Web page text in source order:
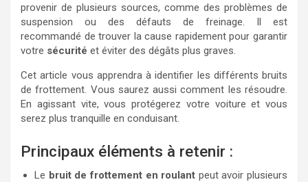
provenir de plusieurs sources, comme des problèmes de
suspension ou des défauts de freinage. Il est
recommandé de trouver la cause rapidement pour garantir
votre sécurité et éviter des dégâts plus graves.
Cet article vous apprendra à identifier les différents bruits
de frottement. Vous saurez aussi comment les résoudre.
En agissant vite, vous protégerez votre voiture et vous
serez plus tranquille en conduisant.
Principaux éléments à retenir :
Le bruit de frottement en roulant peut avoir plusieurs